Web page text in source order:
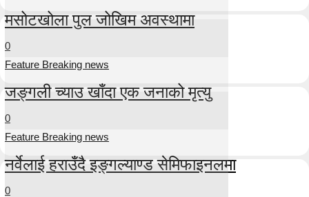
मसोटखोला पुल जोखिम अवस्थामा
0
Feature Breaking news
जङ्गली च्याउ खाँदा एक जनाको मृत्यु
0
Feature Breaking news
नर्वेलाई हराउँदै इङ्गल्याण्ड सेमिफाइनलमा
0